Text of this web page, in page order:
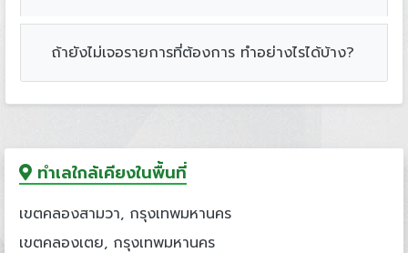
ถ้ายังไม่เจอรายการที่ต้องการ ทำอย่างไรได้บ้าง?
ทำเลใกล้เคียงในพื้นที่
เขตคลองสามวา, กรุงเทพมหานคร
เขตคลองเตย, กรุงเทพมหานคร